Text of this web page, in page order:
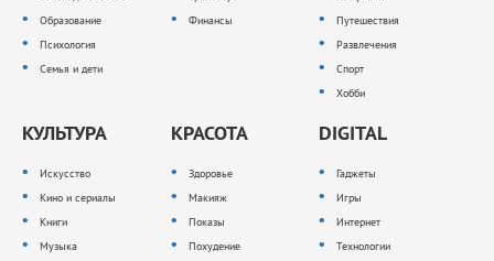
Образование
Психология
Семья и дети
Финансы
Путешествия
Развлечения
Спорт
Хобби
КУЛЬТУРА
Искусство
Кино и сериалы
Книги
Музыка
КРАСОТА
Здоровье
Макияж
Показы
Похудение
DIGITAL
Гаджеты
Игры
Интернет
Технологии